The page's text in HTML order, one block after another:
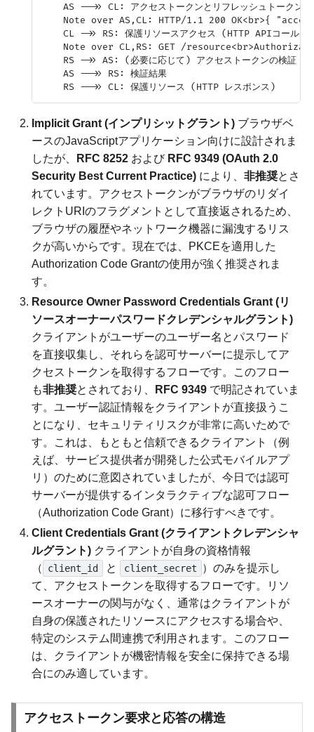
AS -->> CL: アクセストークンとリフレッシュトークン
Note over AS,CL: HTTP/1.1 200 OK<br>{
    CL ->> RS: 保護リソースアクセス (HTTP APIコール)
Note over CL,RS: GET /
RS ->> AS: (必要に応じて) アクセストークンの検証 (
    AS -->> RS: 検証結果
Implicit Grant (インプリシットグラント) ブラウザベ
ースのJavaScriptアプリケーション向けに設計されま
したが、
RFC 8252 および RFC 9349 (OAuth 2.0
Security Best Current Practice) により、非推奨とさ
れています。アクセストークンがブラウザのリダイ
レクトURIのフラグメントとして直接返されるため、
ブラウザの履歴やネットワーク機器に漏洩するリス
クが高いからです。現在では、PKCEを適用した
Authorization Code Grantの使用が強く推奨されま
す。
Resource Owner Password Credentials Grant (リ
ソースオーナーパスワードクレデンシャルグラント)
クライアントがユーザーのユーザー名とパスワード
を直接収集し、それらを認可サーバーに提示してア
クセストークンを取得するフローです。このフロー
も非推奨とされており、 RFC 9349 で明記されていま
す。ユーザー認証情報をクライアントが直接扱うこ
とになり、セキュリティリスクが非常に高いためで
す。これは、もともと信頼できるクライアント（例
えば、サービス提供者が開発した公式モバイルアプ
リ）のために意図されていましたが、今日では認可
サーバーが提供するインタラクティブな認可フロー
（Authorization Code Grant）に移行すべきです。
Client Credentials Grant (クライアントクレデンシャ
ルグラント) クライアントが自身の資格情報
（
client_id と client_secret
）のみを提示し
て、アクセストークンを取得するフローです。リソ
ースオーナーの関与がなく、通常はクライアントが
自身の保護されたリソースにアクセスする場合や、
特定のシステム間連携で利用されます。このフロー
は、クライアントが機密情報を安全に保持できる場
合にのみ適しています。
アクセストークン要求と応答の構造